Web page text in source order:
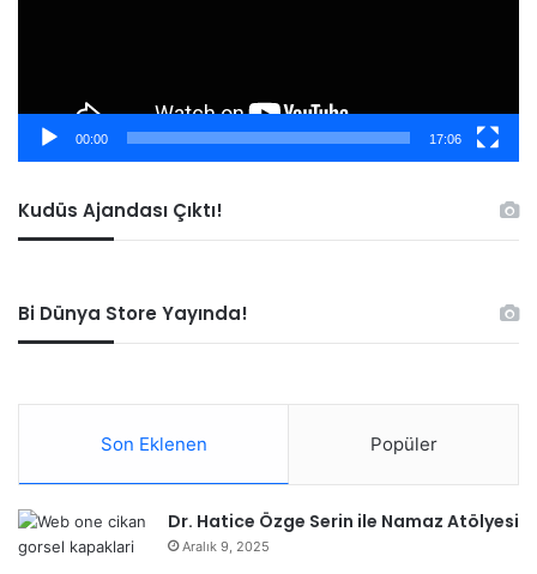
00:00 17:06
Kudüs Ajandası Çıktı!
Bi Dünya Store Yayında!
Son Eklenen Popüler
Dr. Hatice Özge Serin ile Namaz Atölyesi
Aralık 9, 2025